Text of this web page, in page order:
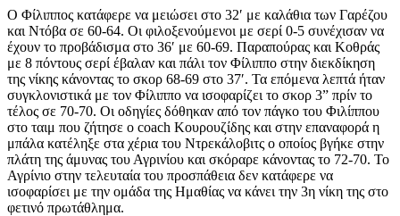
Ο Φίλιππος κατάφερε να μειώσει στο 32′ με καλάθια των Γαρέζου
και Ντόβα σε 60-64. Οι φιλοξενούμενοι με σερί 0-5 συνέχισαν να
έχουν το προβάδισμα στο 36′ με 60-69. Παραπούρας και Κοθράς
με 8 πόντους σερί έβαλαν και πάλι τον Φίλιππο στην διεκδίκηση
της νίκης κάνοντας το σκορ 68-69 στο 37′. Τα επόμενα λεπτά ήταν
συγκλονιστικά με τον Φίλιππο να ισοφαρίζει το σκορ 3” πρίν το
τέλος σε 70-70. Οι οδηγίες δόθηκαν από τον πάγκο του Φιλίππου
στο ταιμ που ζήτησε ο coach Κουρουζίδης και στην επαναφορά η
μπάλα κατέληξε στα χέρια του Ντρεκάλοβιτς ο οποίος βγήκε στην
πλάτη της άμυνας του Αγρινίου και σκόραρε κάνοντας το 72-70. Το
Αγρίνιο στην τελευταία του προσπάθεια δεν κατάφερε να
ισοφαρίσει με την ομάδα της Ημαθίας να κάνει την 3η νίκη της στο
φετινό πρωτάθλημα.